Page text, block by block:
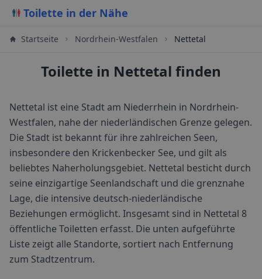
Toilette in der Nähe
Startseite Nordrhein-Westfalen Nettetal
Toilette in Nettetal finden
Nettetal ist eine Stadt am Niederrhein in Nordrhein-
Westfalen, nahe der niederländischen Grenze gelegen.
Die Stadt ist bekannt für ihre zahlreichen Seen,
insbesondere den Krickenbecker See, und gilt als
beliebtes Naherholungsgebiet. Nettetal besticht durch
seine einzigartige Seenlandschaft und die grenznahe
Lage, die intensive deutsch-niederländische
Beziehungen ermöglicht. Insgesamt sind in Nettetal 8
öffentliche Toiletten erfasst. Die unten aufgeführte
Liste zeigt alle Standorte, sortiert nach Entfernung
zum Stadtzentrum.